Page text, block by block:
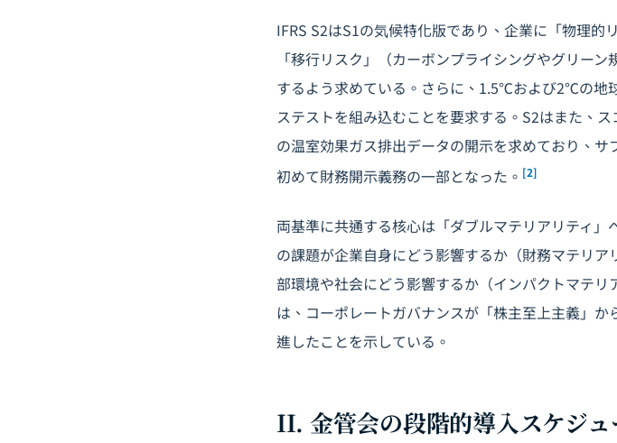
IFRS S2はS1の気候特化版であり、企業に「物理
「移行リスク」（カーボンプライシングやグリー
するよう求めている。さらに、1.5℃および2℃の地
ステストを組み込むことを要求する。S2はまた、
の温室効果ガス排出データの開示を求めており、
初めて財務開示義務の一部となった。 [2]
両基準に共通する核心は「ダブルマテリアリティ
の課題が企業自身にどう影響するか（財務マテリ
部環境や社会にどう影響するか（インパクトマテ
は、コーポレートガバナンスが「株主至上主義」
進したことを示している。
II. 金管会の段階的導入スケジ